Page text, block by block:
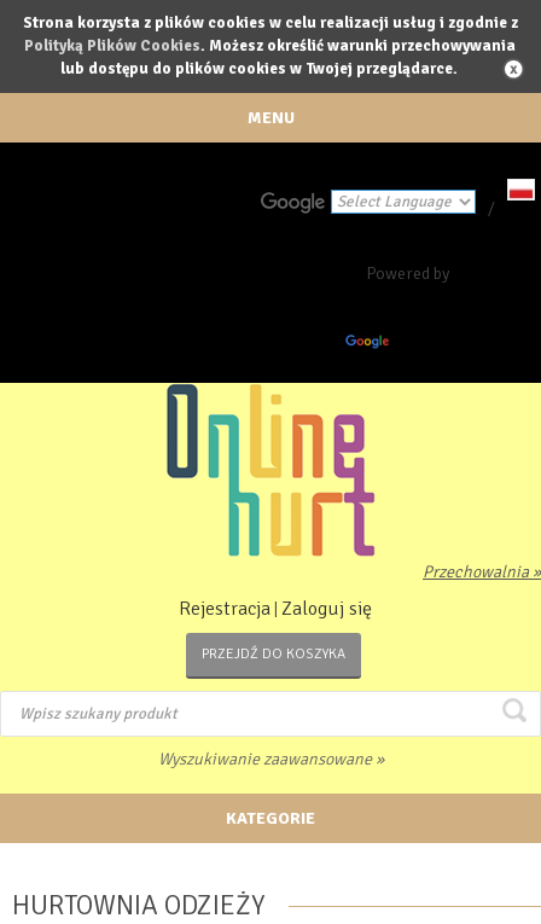
Strona korzysta z plików cookies w celu realizacji usług i zgodnie z
Polityką Plików Cookies. Możesz określić warunki przechowywania
lub dostępu do plików cookies w Twojej przeglądarce.
MENU
Powered by
/
Przechowalnia »
Rejestracja Zaloguj się
PRZEJDŹ DO KOSZYKA
Wyszukiwanie zaawansowane »
KATEGORIE
HURTOWNIA ODZIEŻY